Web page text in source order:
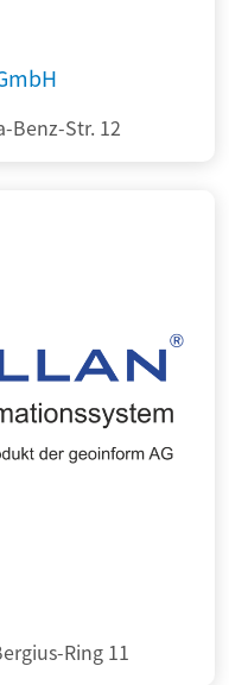
Benz-Str. 12
Ring 11